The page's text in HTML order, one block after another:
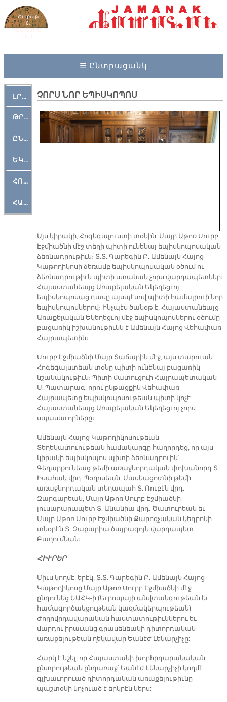
Շաբաթ
8,
Օգոստոս
☰ Ընտրացանկ
ԼՐԱՀՈՍ
ԹՐՔԱՀԱՅ ԿԵԱՆՔ
ԸՆԿԵՐԱՄՇԱԿՈՒԹԱՅԻՆ
ԵԿԵՂԵՑԱԿԱՆ
ՀՈԳԵՄՏԱՒՈՐ
ՀԱՐԹԱԿ
ՉՈՐՍ ՆՈՐ ԵՊԻՍԿՈՊՈՍ
Այս կիրակի, Հոգեգալուստի տօնին, Մայր Աթոռ Սուրբ
Էջմիածնի մէջ տեղի պիտի ունենայ եպիսկոպոսական
ձեռնադրութիւն։ Տ.Տ. Գարեգին Բ. Ամենայն Հայոց
Կաթողիկոսի ձեռամբ եպիսկոպոսական օծում ու
ձեռնադրութիւն պիտի ստանան չորս վարդապետներ։
Հայաստանեայց Առաքելական Եկեղեցւոյ
եպիսկոպոսաց դասը այսպէսով պիտի համալրուի նոր
եպիսկոպոսներով։ Ինչպէս ծանօթ է, Հայաստանեայց
Առաքելական Եկեղեցւոյ մէջ եպիսկոպոսներու օծումը
բացառիկ իշխանութիւնն է Ամենայն Հայոց Վեհափառ
Հայրապետին։
Սուրբ Էջմիածնի Մայր Տաճարին մէջ, այս տարուան
Հոգեգալստեան տօնը պիտի ունենայ բացառիկ
նշանակութիւն։ Պիտի մատուցուի Հայրապետական
Ս. Պատարագ, որու ընթացքին Վեհափառ
Հայրապետը եպիսկոպոսութեան պիտի կոչէ
Հայաստանեայց Առաքելական Եկեղեցւոյ չորս
սպասաւորները։
Ամենայն Հայոց Կաթողիկոսութեան
Տեղեկատուութեան համակարգը հաղորդեց, որ այս
կիրակի եպիսկոպոս պիտի ձեռնադրուին՝
Գեղարքունեաց թեմի առաջնորդական փոխանորդ Տ.
Իսահակ վրդ. Պօղոսեան, Մասեացոտնի թեմի
առաջնորդական տեղապահ Տ. Ռուբէն վրդ.
Զարգարեան, Մայր Աթոռ Սուրբ Էջմիածնի
լուսարարապետ Տ. Անանիա վրդ. Ծատուրեան եւ
Մայր Աթոռ Սուրբ Էջմիածնի Քարոզչական կեդրոնի
տնօրէն Տ. Զաքարիա ծայրագոյն վարդապետ
Բաղումեան։
ՀԻՒՐԵՐ
Միւս կողմէ, երէկ, Տ.Տ. Գարեգին Բ. Ամենայն Հայոց
Կաթողիկոսը Մայր Աթոռ Սուրբ Էջմիածնի մէջ
ընդունեց ԵԱՀԿ-ի (Եւրոպայի անվտանգութեան եւ
համագործակցութեան կազմակերպութեան)
Ժողովրդավարական հաստատութիւններու եւ
մարդու իրաւանց գրասենեակի դիտորդական
առաքելութեան ղեկավար Եանէժ Լենարչիչը:
Հարկ է նշել, որ Հայաստանի խորհրդարանական
ընտրութեան ընդառաջ՝ Եանէժ Լենարչիչի կողմէ
գլխաւորուած դիտորդական առաքելութիւնը
պաշտօնի կոչուած է երկրէն ներս: